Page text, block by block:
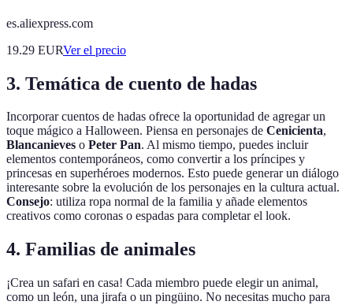
es.aliexpress.com
19.29 EURVer el precio
3. Temática de cuento de hadas
Incorporar cuentos de hadas ofrece la oportunidad de agregar un
toque mágico a Halloween. Piensa en personajes de Cenicienta,
Blancanieves o Peter Pan. Al mismo tiempo, puedes incluir
elementos contemporáneos, como convertir a los príncipes y
princesas en superhéroes modernos. Esto puede generar un diálogo
interesante sobre la evolución de los personajes en la cultura actual.
Consejo: utiliza ropa normal de la familia y añade elementos
creativos como coronas o espadas para completar el look.
4. Familias de animales
¡Crea un safari en casa! Cada miembro puede elegir un animal,
como un león, una jirafa o un pingüino. No necesitas mucho para